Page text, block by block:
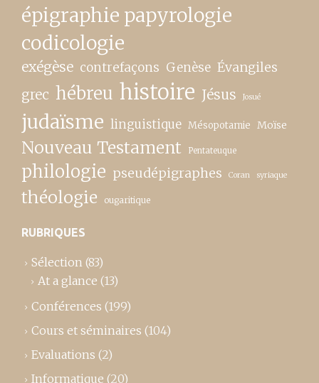
épigraphie papyrologie
codicologie
exégèse contrefaçons Genèse Évangiles
grec hébreu histoire Jésus Josué
judaïsme linguistique Mésopotamie Moïse
Nouveau Testament Pentateuque
philologie pseudépigraphes Coran syriaque
théologie ougaritique
RUBRIQUES
Sélection (83)
At a glance (13)
Conférences (199)
Cours et séminaires (104)
Evaluations (2)
Informatique (20)